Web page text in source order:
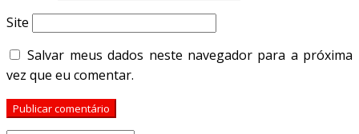
Site
Salvar meus dados neste navegador para a próxima
vez que eu comentar.